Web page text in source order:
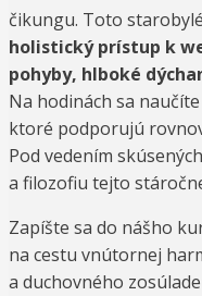
čikungu. Toto
holistický prístup k
pohyby, hlboké
Na hodinách sa
ktoré podporujú
Pod vedením
a filozofiu tejto
Zapíšte sa do nášho
na cestu vnútornej
a duchovného